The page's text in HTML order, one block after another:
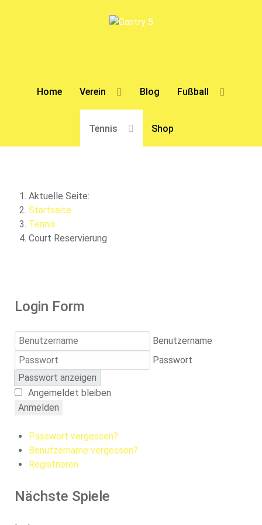
Home Verein Blog Fußball
Tennis Shop
Aktuelle Seite:
Startseite
Tennis
Court Reservierung
Login Form
Benutzername
Passwort
Passwort anzeigen
Angemeldet bleiben
Anmelden
Passwort vergessen?
Benutzername vergessen?
Registrieren
Nächste Spiele